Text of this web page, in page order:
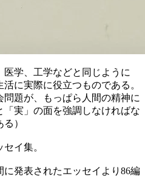
医学、工学などと同じように
に実際に役立つものである。
題が、もっぱら人間の精神に
実」の面を強調しなければな
）
イ集。
に発表されたエッセイより86編